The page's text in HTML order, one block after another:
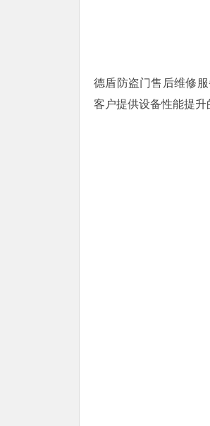
德盾防盗门售后维修
客户提供设备性能提升